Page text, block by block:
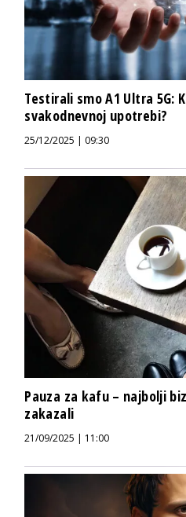
Testirali smo A1 Ultra 5G:
svakodnevnoj upotrebi?
25/12/2025 | 09:30
Pauza za kafu – najbolji
zakazali
21/09/2025 | 11:00